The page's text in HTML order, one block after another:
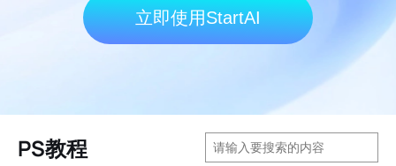
立即使用StartAI
PS教程
搜
索